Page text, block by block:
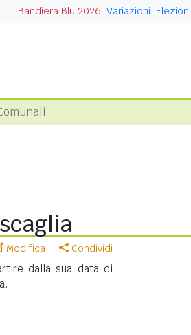
Bandiera Blu 2026 Variazioni Elezioni
Modifica Condividi
dalla sua data di